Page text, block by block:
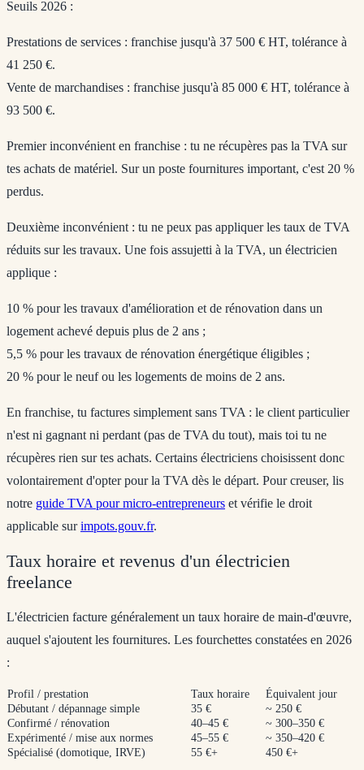
Seuils 2026 :
Prestations de services : franchise jusqu'à 37 500 € HT, tolérance à
41 250 €.
Vente de marchandises : franchise jusqu'à 85 000 € HT, tolérance à
93 500 €.
Premier inconvénient en franchise : tu ne récupères pas la TVA sur
tes achats de matériel. Sur un poste fournitures important, c'est 20 %
perdus.
Deuxième inconvénient : tu ne peux pas appliquer les taux de TVA
réduits sur les travaux. Une fois assujetti à la TVA, un électricien
applique :
10 % pour les travaux d'amélioration et de rénovation dans un
logement achevé depuis plus de 2 ans ;
5,5 % pour les travaux de rénovation énergétique éligibles ;
20 % pour le neuf ou les logements de moins de 2 ans.
En franchise, tu factures simplement sans TVA : le client particulier
n'est ni gagnant ni perdant (pas de TVA du tout), mais toi tu ne
récupères rien sur tes achats. Certains électriciens choisissent donc
volontairement d'opter pour la TVA dès le départ. Pour creuser, lis
notre guide TVA pour micro-entrepreneurs et vérifie le droit
applicable surimpots.gouv.fr.
Taux horaire et revenus d'un électricien
freelance
L'électricien facture généralement un taux horaire de main-d'œuvre,
auquel s'ajoutent les fournitures. Les fourchettes constatées en 2026
:
Profil / prestation Taux horaire
Équivalent jour
Débutant / dépannage simple
35 €
~ 250 €
Confirmé / rénovation
40–45 €
~ 300–350 €
Expérimenté / mise aux normes
45–55 €
~ 350–420 €
Spécialisé (domotique, IRVE)
55 €+ 450 €+